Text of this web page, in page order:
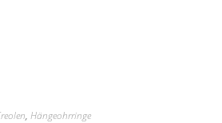
, Hängeohrringe